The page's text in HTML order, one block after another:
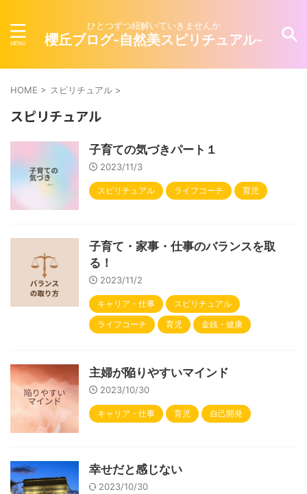
ひとつずつ紐解いていきませんか
櫻丘ブログ-自然美スピリチュアル-
HOME > スピリチュアル >
スピリチュアル
子育ての気づきパート１
2023/11/3
スピリチュアル ライフコーチ 育児
子育て・家事・仕事のバランスを取
る！
2023/11/2
キャリア・仕事
スピリチュアル
ライフコーチ
育児 金銭・健康
主婦が陥りやすいマインド
2023/10/30
キャリア・仕事 育児 自己開発
幸せだと感じない
2023/10/30